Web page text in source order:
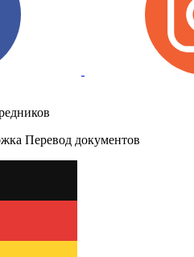
Перевод документов